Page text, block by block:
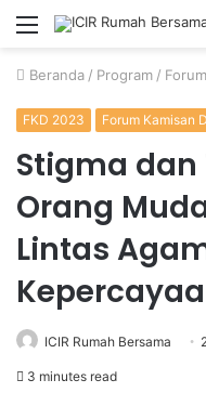
Menu
Beranda / Program /
FKD 2023 Forum Kamisan
Stigma
Orang
Lintas
ICIR Rumah Bersama
3 minutes read